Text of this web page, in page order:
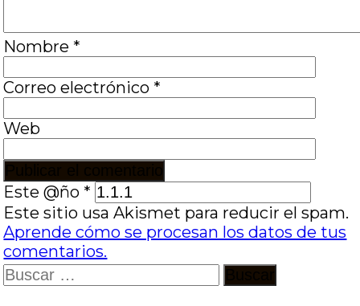
Nombre *
Correo electrónico *
Web
Este @ño *
Este sitio usa Akismet para reducir el spam.
Aprende cómo se procesan los datos de tus
comentarios.
Buscar: